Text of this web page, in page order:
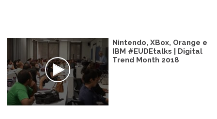
Nintendo, XBox, Orange e
IBM #EUDEtalks | Digital
Trend Month 2018